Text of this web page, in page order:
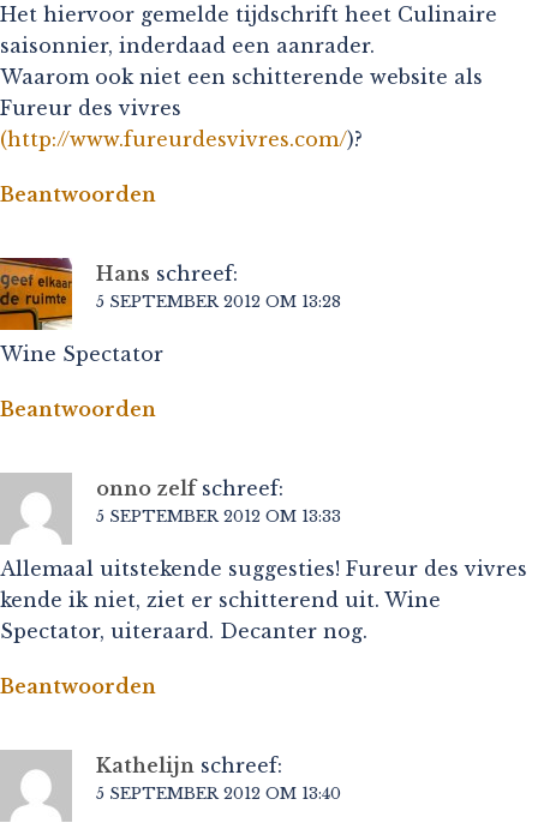
Het hiervoor gemelde tijdschrift heet Culinaire
saisonnier, inderdaad een aanrader.
Waarom ook niet een schitterende website als
Fureur des vivres
(http://www.fureurdesvivres.com/)?
Beantwoorden
Hans schreef:
5 SEPTEMBER 2012 OM 13:28
Wine Spectator
Beantwoorden
onno zelf schreef:
5 SEPTEMBER 2012 OM 13:33
Allemaal uitstekende suggesties! Fureur des vivres
kende ik niet, ziet er schitterend uit. Wine
Spectator, uiteraard. Decanter nog.
Beantwoorden
Kathelijn schreef:
5 SEPTEMBER 2012 OM 13:40